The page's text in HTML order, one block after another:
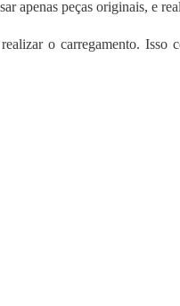
apenas peças originais, e
o carregamento. Isso